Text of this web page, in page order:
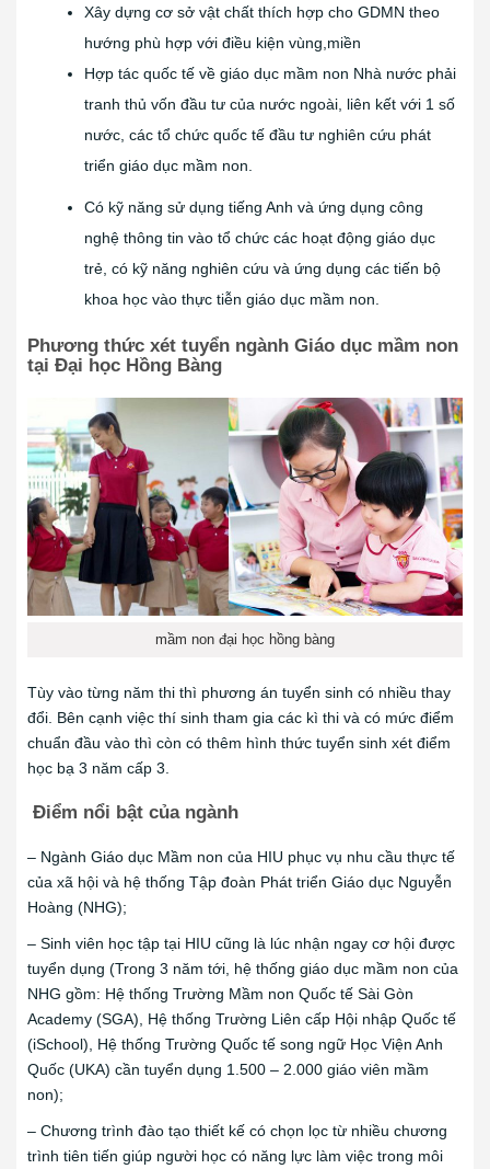
Xây dựng cơ sở vật chất thích hợp cho GDMN theo
hướng phù hợp với điều kiện vùng,miền
Hợp tác quốc tế về giáo dục mầm non Nhà nước phải
tranh thủ vốn đầu tư của nước ngoài, liên kết với 1 số
nước, các tổ chức quốc tế đầu tư nghiên cứu phát
triển giáo dục mầm non.
Có kỹ năng sử dụng tiếng Anh và ứng dụng công
nghệ thông tin vào tổ chức các hoạt động giáo dục
trẻ, có kỹ năng nghiên cứu và ứng dụng các tiến bộ
khoa học vào thực tiễn giáo dục mầm non.
Phương thức xét tuyển ngành Giáo dục mầm non
tại Đại học Hồng Bàng
mầm non đại học hồng bàng
Tùy vào từng năm thi thì phương án tuyển sinh có nhiều thay
đổi. Bên cạnh việc thí sinh tham gia các kì thi và có mức điểm
chuẩn đầu vào thì còn có thêm hình thức tuyển sinh xét điểm
học bạ 3 năm cấp 3.
Điểm nổi bật của ngành
– Ngành Giáo dục Mầm non của HIU phục vụ nhu cầu thực tế
của xã hội và hệ thống Tập đoàn Phát triển Giáo dục Nguyễn
Hoàng (NHG);
– Sinh viên học tập tại HIU cũng là lúc nhận ngay cơ hội được
tuyển dụng (Trong 3 năm tới, hệ thống giáo dục mầm non của
NHG gồm: Hệ thống Trường Mầm non Quốc tế Sài Gòn
Academy (SGA), Hệ thống Trường Liên cấp Hội nhập Quốc tế
(iSchool), Hệ thống Trường Quốc tế song ngữ Học Viện Anh
Quốc (UKA) cần tuyển dụng 1.500 – 2.000 giáo viên mầm
non);
– Chương trình đào tạo thiết kế có chọn lọc từ nhiều chương
trình tiên tiến giúp người học có năng lực làm việc trong môi